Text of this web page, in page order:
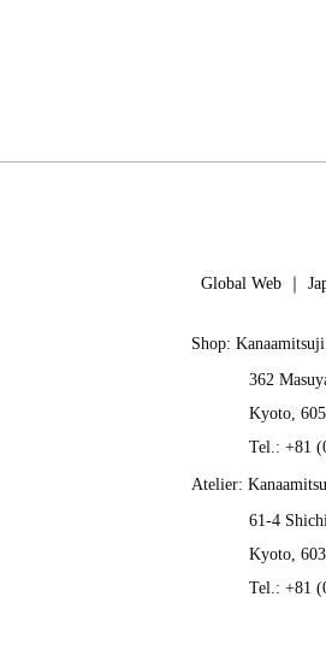
Global Web
Shop:
362
Kyoto,
Tel.: +81
Atelier:
61-4
Kyoto,
Tel.: +81